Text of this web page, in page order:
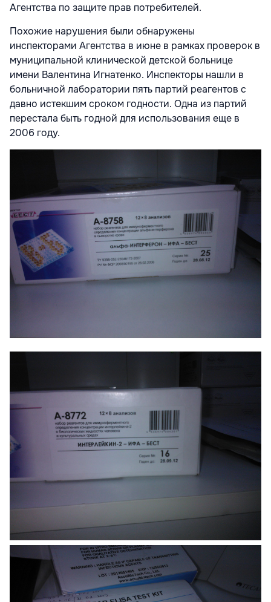
Агентства по защите прав потребителей.
Похожие нарушения были обнаружены
инспекторами Агентства в июне в рамках проверок в
муниципальной клинической детской больнице
имени Валентина Игнатенко. Инспекторы нашли в
больничной лаборатории пять партий реагентов с
давно истекшим сроком годности. Одна из партий
перестала быть годной для использования еще в
2006 году.